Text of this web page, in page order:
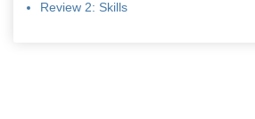
Review 2: Skills